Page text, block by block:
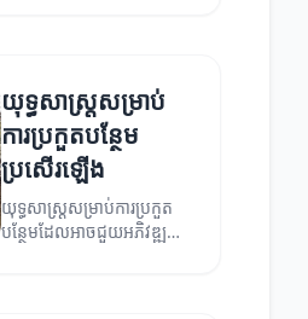
យុទ្ធសាស្ត្រសម្រាប់
ការប្រកួតបន្ថែម
ប្រសើរឡើង
យុទ្ធសាស្ត្រសម្រាប់ការប្រកួត
បន្ថែមដែលអាចជួយអភិវឌ្ឍន៍